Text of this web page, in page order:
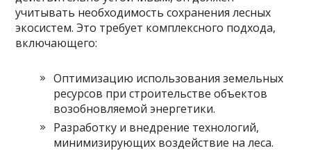
учитывать необходимость сохранения лесных
экосистем. Это требует комплексного подхода,
включающего:
Оптимизацию использования земельных
ресурсов при строительстве объектов
возобновляемой энергетики.
Разработку и внедрение технологий,
минимизирующих воздействие на леса.